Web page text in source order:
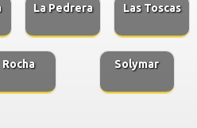
La Pedrera Las Toscas
Rocha Solymar